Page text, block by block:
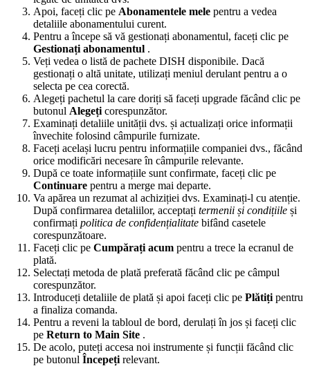
Apoi, faceți clic pe Abonamentele mele pentru a vedea
detaliile abonamentului curent.
Pentru a începe să vă gestionați abonamentul, faceți clic pe
Gestionați abonamentul .
Veți vedea o listă de pachete DISH disponibile. Dacă
gestionați o altă unitate, utilizați meniul derulant pentru a o
selecta pe cea corectă.
Alegeți pachetul la care doriți să faceți upgrade făcând clic pe
butonul Alegeți corespunzător.
Examinați detaliile unității dvs. și actualizați orice informații
învechite folosind câmpurile furnizate.
Faceți același lucru pentru informațiile companiei dvs., făcând
orice modificări necesare în câmpurile relevante.
După ce toate informațiile sunt confirmate, faceți clic pe
Continuare pentru a merge mai departe.
Va apărea un rezumat al achiziției dvs. Examinați-l cu atenție.
După confirmarea detaliilor, acceptați termenii și condițiile și
confirmați politica de confidențialitate bifând casetele
corespunzătoare.
Faceți clic pe Cumpărați acum pentru a trece la ecranul de
plată.
Selectați metoda de plată preferată făcând clic pe câmpul
corespunzător.
Introduceți detaliile de plată și apoi faceți clic pe Plătiți pentru
a finaliza comanda.
Pentru a reveni la tabloul de bord, derulați în jos și faceți clic
pe Return to Main Site .
De acolo, puteți accesa noi instrumente și funcții făcând clic
pe butonul Începeți relevant.